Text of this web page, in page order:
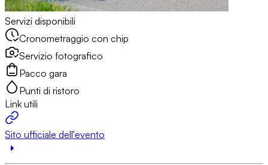
Servizi disponibili
Cronometraggio con chip
Servizio fotografico
Pacco gara
Punti di ristoro
Link utili
Sito ufficiale dell'evento